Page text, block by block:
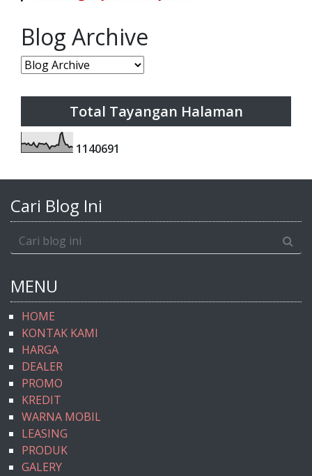
Blog Archive
Total Tayangan Halaman
1140691
Cari Blog Ini
MENU
HOME
KONTAK KAMI
HARGA
DEALER
PROMO
KREDIT
WARNA MOBIL
LEASING
PRODUK
GALERY